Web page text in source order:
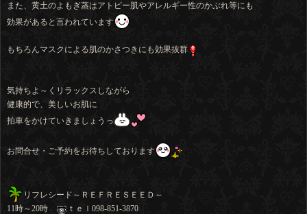
また、黄土のよもぎ蒸はアトピー肌やアレルギー性のかぶれ等にも
効果があると言われています
もちろんマスクによる肌のかさつきにも効果抜群
気持ちよ～くリラックスしながら
健康的で、美しいお肌に
拍車をかけていきましょうっ
お問合せ・ご予約をお待ちしております
リフレシード～ＲＥＦＲＥＳＥＥＤ～
11時～20時
ｔｅｌ098-851-3870